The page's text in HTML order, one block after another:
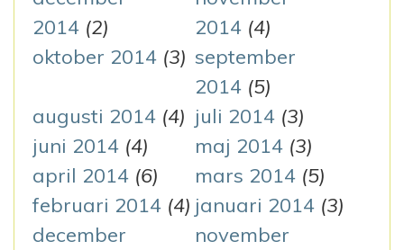
2014 (2)
2014 (4)
oktober 2014 (3) september
2014 (5)
augusti 2014 (4) juli 2014 (3)
juni 2014 (4) maj 2014 (3)
april 2014 (6) mars 2014 (5)
februari 2014 (4) januari 2014 (3)
december
november